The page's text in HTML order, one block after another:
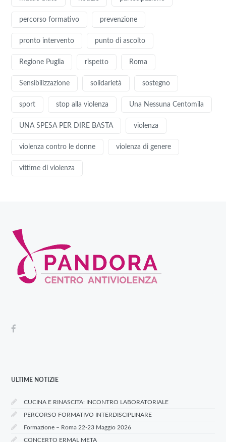
percorso formativo prevenzione
pronto intervento punto di ascolto
Regione Puglia rispetto Roma
Sensibilizzazione solidarietà sostegno
sport stop alla violenza Una Nessuna Centomila
UNA SPESA PER DIRE BASTA violenza
violenza contro le donne violenza di genere
vittime di violenza
ULTIME NOTIZIE
CUCINA E RINASCITA: INCONTRO LABORATORIALE
PERCORSO FORMATIVO INTERDISCIPLINARE
Formazione – Roma 22-23 Maggio 2026
CONCERTO ERMAL META